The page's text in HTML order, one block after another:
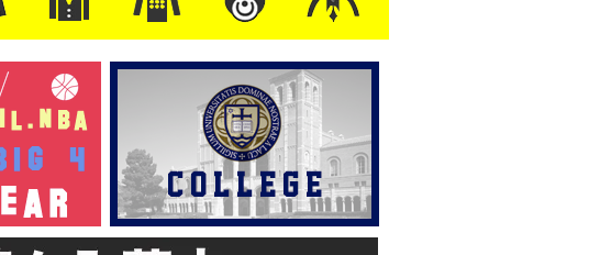
袖/スウェット
ン/リバース
・デニム/コットン
・アウトドア/フリース
・ジャージ/ナイロン
・ミリタリー/ワーク
・ウール/レザー
・スーツ/ジレ